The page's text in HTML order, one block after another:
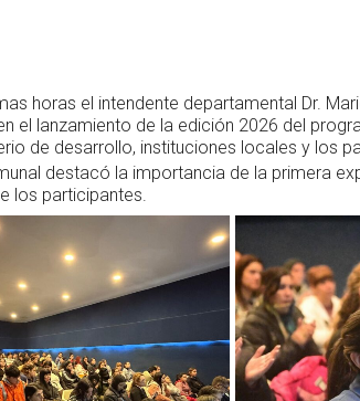
horas el intendente departamental Dr.
el lanzamiento de la edición 2026 del
de desarrollo, instituciones locales y los
destacó la importancia de la primera
los participantes.